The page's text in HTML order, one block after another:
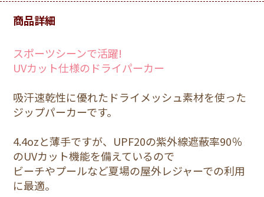
商品詳細
スポーツシーンで活躍!
UVカット仕様のドライパーカー
吸汗速乾性に優れたドライメッシュ素材を使った
ジップパーカーです。
4.4ozと薄手ですが、UPF20の紫外線遮蔽率90％
のUVカット機能を備えているので
ビーチやプールなど夏場の屋外レジャーでの利用
に最適。